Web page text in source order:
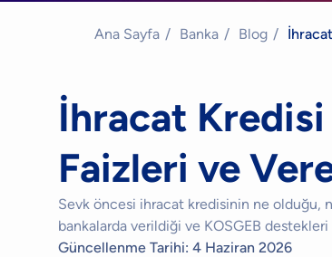
Ana Sayfa / Banka / Blog /
İhracat
Faizleri ve
Sevk öncesi ihracat kredisinin ne olduğu,
bankalarda verildiği ve KOSGEB destekleri
Güncellenme Tarihi: 4 Haziran 2026